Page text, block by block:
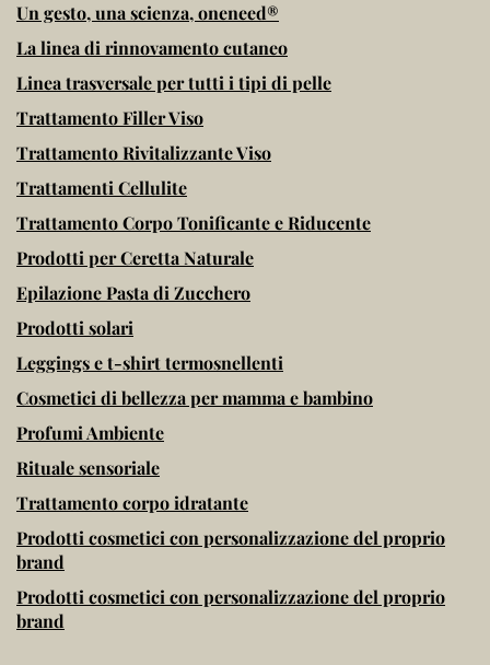
Un gesto, una scienza, oneneed®
La linea di rinnovamento cutaneo
Linea trasversale per tutti i tipi di pelle
Trattamento Filler Viso
Trattamento Rivitalizzante Viso
Trattamenti Cellulite
Trattamento Corpo Tonificante e Riducente
Prodotti per Ceretta Naturale
Epilazione Pasta di Zucchero
Prodotti solari
Leggings e t-shirt termosnellenti
Cosmetici di bellezza per mamma e bambino
Profumi Ambiente
Rituale sensoriale
Trattamento corpo idratante
Prodotti cosmetici con personalizzazione del proprio
brand
Prodotti cosmetici con personalizzazione del proprio
brand